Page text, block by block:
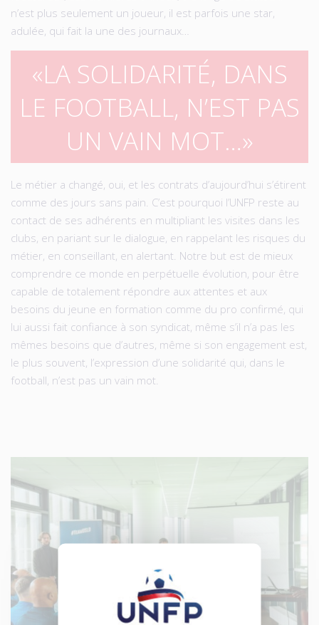
n’est plus seulement un joueur, il est parfois une star,
adulée, qui fait la une des journaux…
LA SOLIDARITÉ, DANS
LE FOOTBALL, N’EST PAS
UN VAIN MOT…
Le métier a changé, oui, et les contrats d’aujourd’hui s’étirent
comme des jours sans pain. C’est pourquoi l’UNFP reste au
contact de ses adhérents en multipliant les visites dans les
clubs, en pariant sur le dialogue, en rappelant les risques du
métier, en conseillant, en alertant. Notre but est de mieux
comprendre ce monde en perpétuelle évolution, pour être
capable de totalement répondre aux attentes et aux
besoins du jeune en formation comme du pro confirmé, qui
lui aussi fait confiance à son syndicat, même s’il n’a pas les
mêmes besoins que d’autres, même si son engagement est,
le plus souvent, l’expression d’une solidarité qui, dans le
football, n’est pas un vain mot.